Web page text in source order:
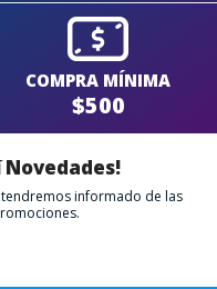
COMPRA MÍNIMA
$500
Novedades!
informado de las